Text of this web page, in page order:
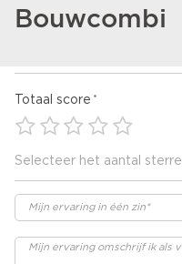
Bouwcombi
Totaal score
Selecteer het aantal